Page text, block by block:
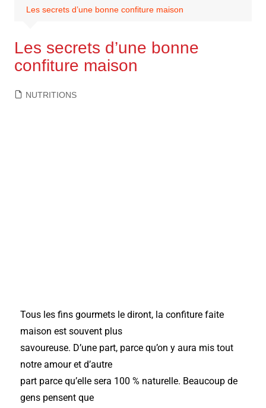
Les secrets d’une bonne confiture maison
Les secrets d’une bonne
confiture maison
NUTRITIONS
Tous les fins gourmets le diront, la confiture faite
maison est souvent plus
savoureuse. D’une part, parce qu’on y aura mis tout
notre amour et d’autre
part parce qu’elle sera 100 % naturelle. Beaucoup de
gens pensent que